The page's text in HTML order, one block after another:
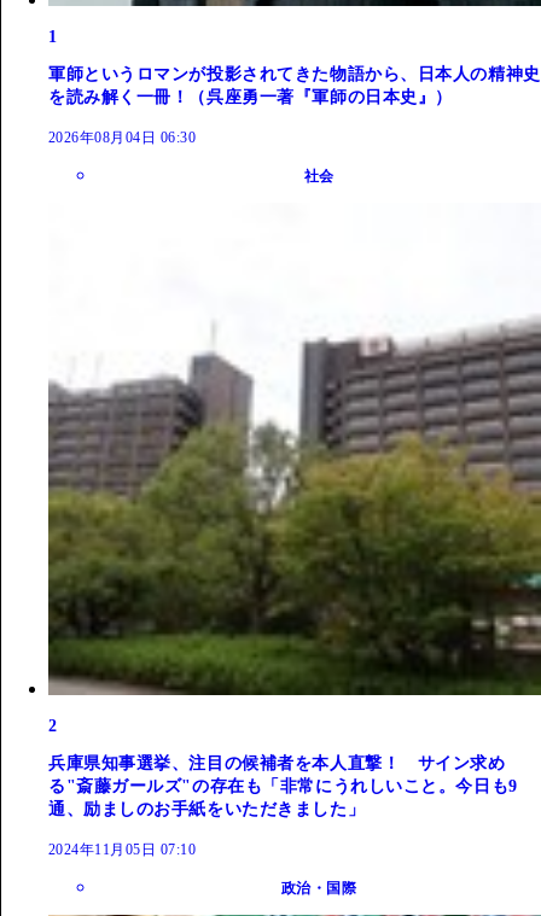
1
軍師というロマンが投影されてきた物語から、日本人の精神史
を読み解く一冊！（呉座勇一著『軍師の日本史』）
2026年08月04日 06:30
社会
2
兵庫県知事選挙、注目の候補者を本人直撃！ サイン求め
る"斎藤ガールズ"の存在も「非常にうれしいこと。今日も9
通、励ましのお手紙をいただきました」
2024年11月05日 07:10
政治・国際